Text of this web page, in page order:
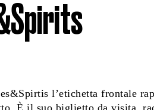
l’etichetta frontale
È il suo biglietto da visita,